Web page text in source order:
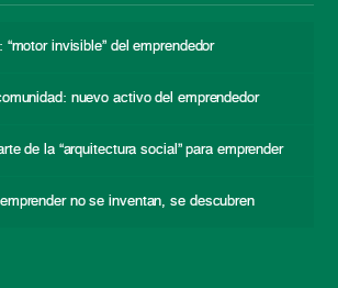
“motor invisible” del emprendedor
nuevo activo del emprendedor
de la “arquitectura social” para emprender
no se inventan, se descubren